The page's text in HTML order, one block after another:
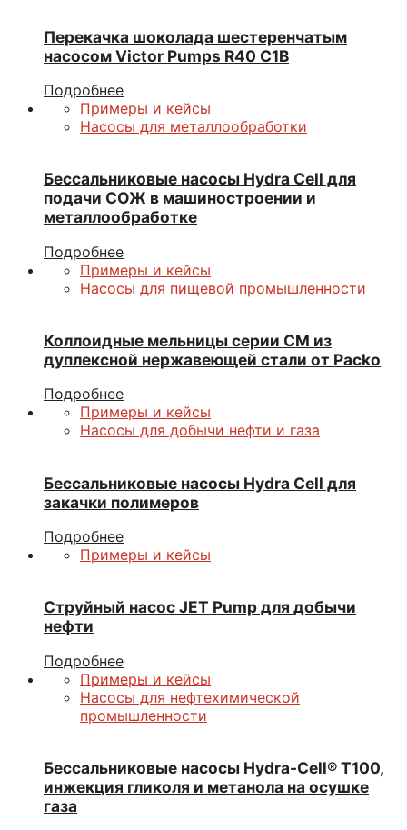
Перекачка шоколада шестеренчатым
насосом Victor Pumps R40 С1В
Подробнее
Примеры и кейсы
Насосы для металлообработки
Бессальниковые насосы Hydra Cell для
подачи СОЖ в машиностроении и
металлообработке
Подробнее
Примеры и кейсы
Насосы для пищевой промышленности
Коллоидные мельницы серии СМ из
дуплексной нержавеющей стали от Packo
Подробнее
Примеры и кейсы
Насосы для добычи нефти и газа
Бессальниковые насосы Hydra Cell для
закачки полимеров
Подробнее
Примеры и кейсы
Струйный насос JET Pump для добычи
нефти
Подробнее
Примеры и кейсы
Насосы для нефтехимической
промышленности
Бессальниковые насосы Hydra-Cell® Т100,
инжекция гликоля и метанола на осушке
газа